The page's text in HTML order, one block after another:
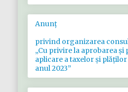
Anunț
privind organizarea
„Cu privire la aprobarea și
aplicare a taxelor şi
anul 2023”